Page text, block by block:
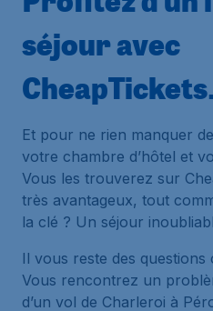
séjour avec
Et pour ne rien manquer
votre chambre d’hôtel et
Vous les trouverez sur
très avantageux, tout
la clé ? Un séjour
Il vous reste des
Vous rencontrez un
d’un vol de Charleroi à